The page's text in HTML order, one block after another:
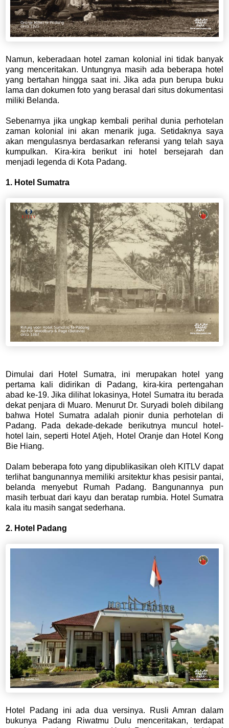
Namun, keberadaan hotel zaman kolonial ini tidak banyak
yang menceritakan. Untungnya masih ada beberapa hotel
yang bertahan hingga saat ini. Jika ada pun berupa buku
lama dan dokumen foto yang berasal dari situs dokumentasi
miliki Belanda.
Sebenarnya jika ungkap kembali perihal dunia perhotelan
zaman kolonial ini akan menarik juga. Setidaknya saya
akan mengulasnya berdasarkan referansi yang telah saya
kumpulkan. Kira-kira berikut ini hotel bersejarah dan
menjadi legenda di Kota Padang.
1. Hotel Sumatra
Dimulai dari Hotel Sumatra, ini merupakan hotel yang
pertama kali didirikan di Padang, kira-kira pertengahan
abad ke-19. Jika dilihat lokasinya, Hotel Sumatra itu berada
dekat penjara di Muaro. Menurut Dr. Suryadi boleh dibilang
bahwa Hotel Sumatra adalah pionir dunia perhotelan di
Padang. Pada dekade-dekade berikutnya muncul hotel-
hotel lain, seperti Hotel Atjeh, Hotel Oranje dan Hotel Kong
Bie Hiang.
Dalam beberapa foto yang dipublikasikan oleh KITLV dapat
terlihat bangunannya memiliki arsitektur khas pesisir pantai,
belanda menyebut Rumah Padang. Bangunannya pun
masih terbuat dari kayu dan beratap rumbia. Hotel Sumatra
kala itu masih sangat sederhana.
2. Hotel Padang
Hotel Padang ini ada dua versinya. Rusli Amran dalam
bukunya Padang Riwatmu Dulu menceritakan, terdapat